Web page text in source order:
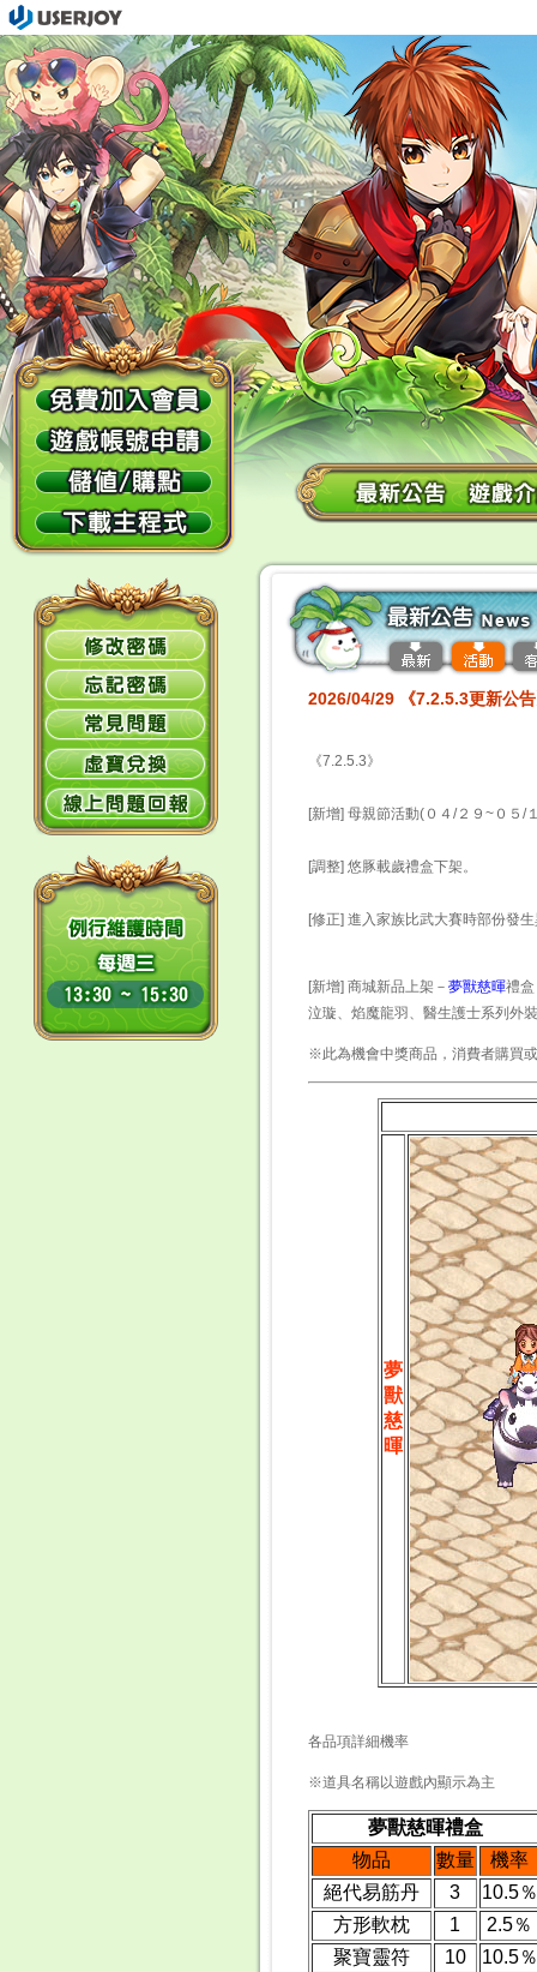
2026/04/29 《7.2.5.3更新公
《7.2.5.3》
[新增] 母親節活動(０４/２９~０５/
[調整] 悠豚載歲禮盒下架。
[修正] 進入家族比武大賽時部份發
[新增] 商城新品上架－ 夢獸慈暉禮
泣璇、焰魔龍羽、醫生護士系列外
※此為機會中獎商品，消費者購買
夢
獸
慈
暉
各品項詳細機率
※道具名稱以遊戲內顯示為主
夢獸慈暉禮盒
物品
數量
機率
絕代易筋丹
3
10.5％
方形軟枕
1
2.5％
聚寶靈符
10
10.5％